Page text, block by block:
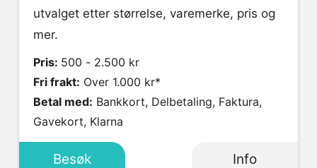
utvalget etter størrelse, varemerke, pris og
mer.
Pris: 500 - 2.500 kr
Fri frakt: Over 1.000 kr*
Betal med:
Gavekort, Klarna
Besøk Info